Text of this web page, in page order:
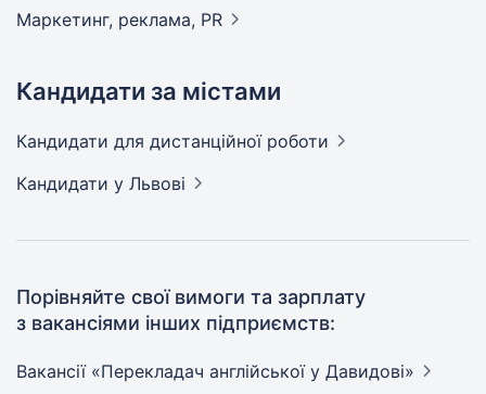
Маркетинг, реклама, PR
Кандидати за містами
Кандидати для дистанційної роботи
Кандидати у Львові
Порівняйте свої вимоги та зарплату
з вакансіями інших підприємств:
Вакансії «Перекладач англійської у Давидові»